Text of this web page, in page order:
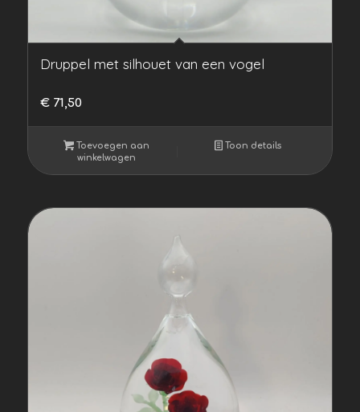
Druppel met silhouet van een vogel
€71,50
Toevoegen aan
winkelwagen
Toon details